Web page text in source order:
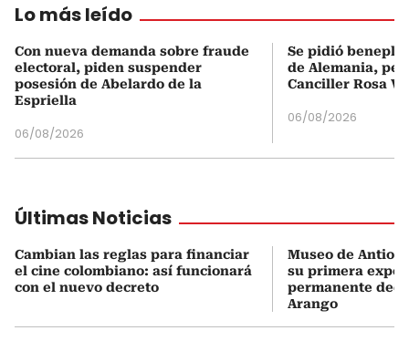
Lo más leído
Con nueva demanda sobre fraude
electoral, piden suspender
posesión de Abelardo de la
Espriella
06/08/2026
Se pidió
de Alemania,
Canciller Rosa
06/08/2026
Últimas Noticias
Cambian las reglas para financiar
el cine colombiano: así funcionará
con el nuevo decreto
Museo de
su primera
permanente
Arango